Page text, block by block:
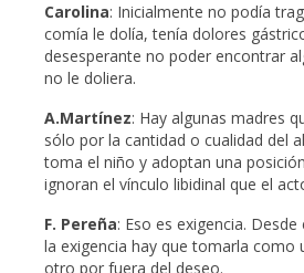
Carolina: Inicialmente no podía
comía le dolía, tenía dolores
desesperante no poder encontrar
no le doliera.
A.Martínez: Hay algunas madres
sólo por la cantidad o cualidad del
toma el niño y adoptan una
ignoran el vínculo libidinal que el
F. Pereña: Eso es exigencia.
la exigencia hay que tomarla como
otro por fuera del deseo.